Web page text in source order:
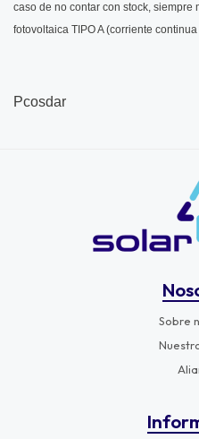
caso de no contar con stock, siempre
fotovoltaica TIPO A (corriente
Pcosdar
Sobre